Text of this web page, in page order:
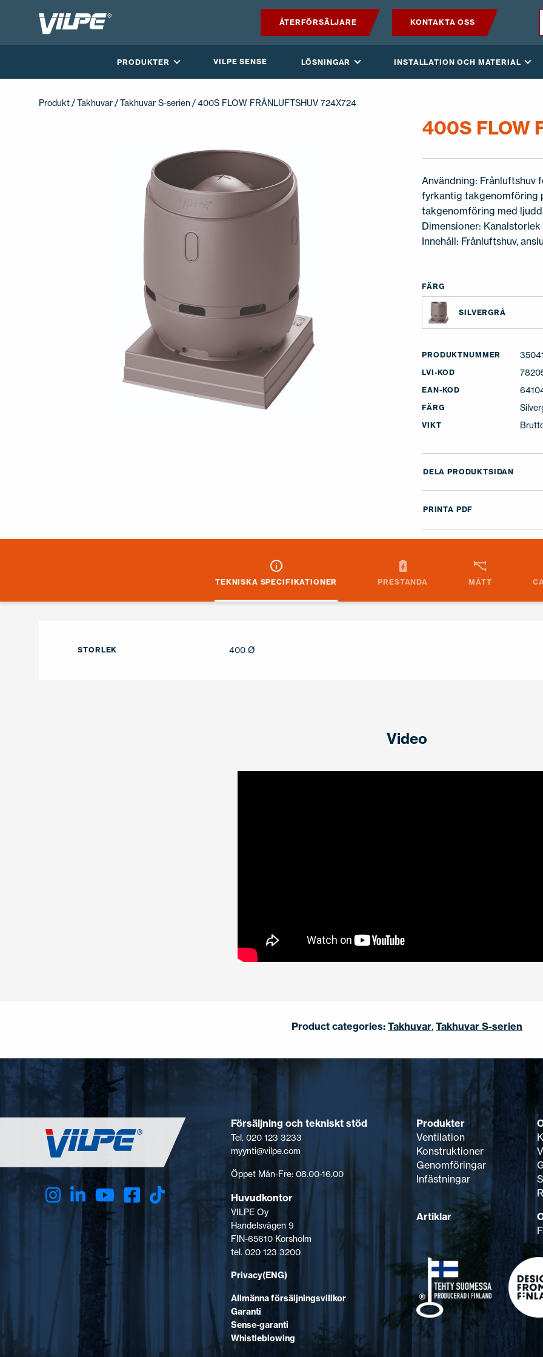
ÅTERFÖRSÄLJARE KONTAKTA OSS
PRODUKTER VILPE SENSE LÖSNINGAR INSTALLATION OCH MATERIAL
AKTUELLT
OM OSS
Produkt /Takhuvar /Takhuvar S-serien / 400S FLOW FRÅNLUFTSHUV 724X724
400S FLOW
Användning: Frånluftshuv
fyrkantig takgenomföring
takgenomföring med
Dimensioner:
Innehåll: Frånluftshuv,
FÄRG
SILVERGRÅ
PRODUKTNUMMER
LVI-KOD
EAN-KOD
FÄRG
VIKT
DELA PRODUKTSIDAN
PRINTA PDF
TEKNISKA SPECIFIKATIONER PRESTANDA MÅTT
STORLEK 400 Ø
Video
Product categories: Takhuvar,Takhuvar S-serien
Försäljning och tekniskt stöd
Tel. 020 123 3233
myynti@vilpe.com
Öppet Mån-Fre: 08.00-16.00
Huvudkontor
VILPE Oy
Handelsvägen 9
FIN-65610 Korsholm
tel. 020 123 3200
Privacy(ENG)
Allmänna försäljningsvillkor
Garanti
Sense-garanti
Whistleblowing
Produkter
Ventilation
Konstruktioner
Genomföringar
Infästningar
Artiklar